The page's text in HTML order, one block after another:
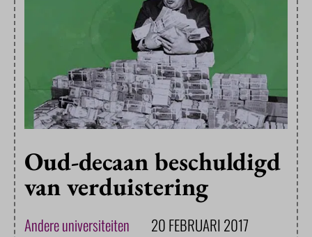
Oud-decaan beschuldigd
van verduistering
Andere universiteiten 20 FEBRUARI 2017